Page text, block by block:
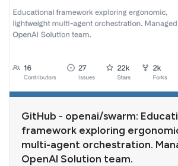
GitHub - openai/swarm:
framework exploring
multi-agent orchestration.
OpenAI Solution team.